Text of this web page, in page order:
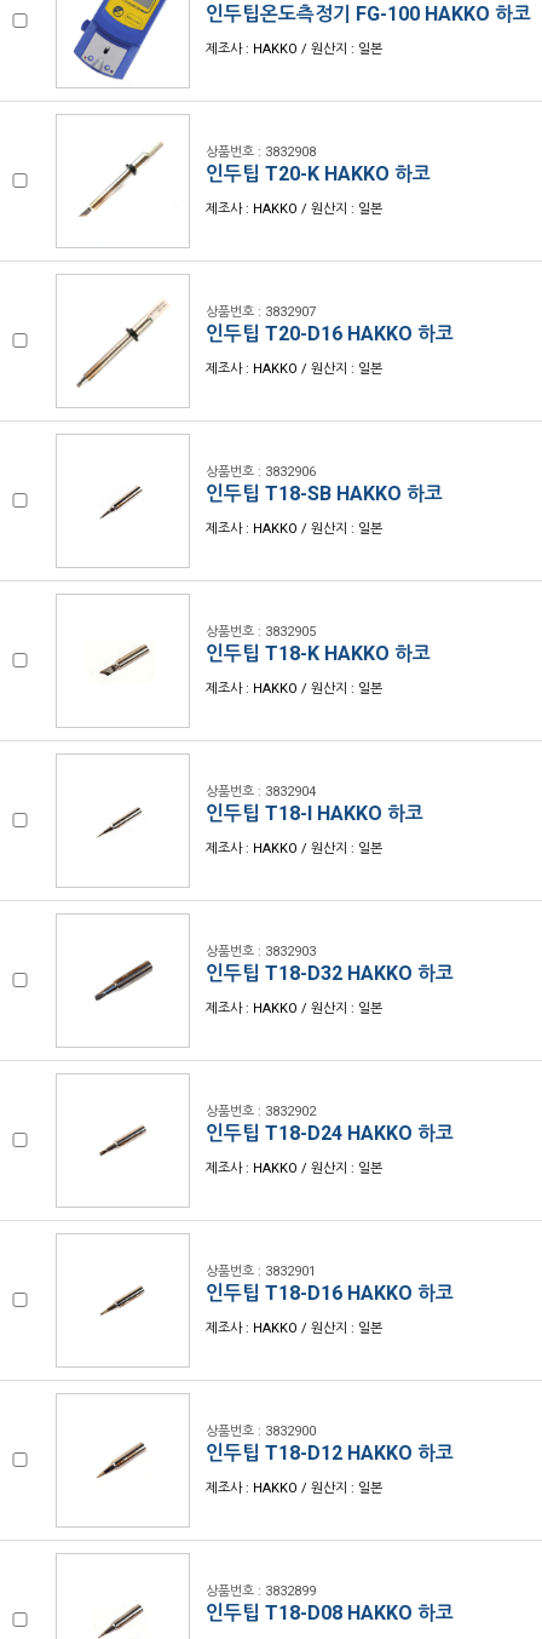
인두팁온도측정기 FG-100 HAKKO 하코
제조사 : HAKKO / 원산지 : 일본
상품번호 : 3832908
인두팁 T20-K HAKKO 하코
제조사 : HAKKO / 원산지 : 일본
상품번호 : 3832907
인두팁 T20-D16 HAKKO 하코
제조사 : HAKKO / 원산지 : 일본
상품번호 : 3832906
인두팁 T18-SB HAKKO 하코
제조사 : HAKKO / 원산지 : 일본
상품번호 : 3832905
인두팁 T18-K HAKKO 하코
제조사 : HAKKO / 원산지 : 일본
상품번호 : 3832904
인두팁 T18-I HAKKO 하코
제조사 : HAKKO / 원산지 : 일본
상품번호 : 3832903
인두팁 T18-D32 HAKKO 하코
제조사 : HAKKO / 원산지 : 일본
상품번호 : 3832902
인두팁 T18-D24 HAKKO 하코
제조사 : HAKKO / 원산지 : 일본
상품번호 : 3832901
인두팁 T18-D16 HAKKO 하코
제조사 : HAKKO / 원산지 : 일본
상품번호 : 3832900
인두팁 T18-D12 HAKKO 하코
제조사 : HAKKO / 원산지 : 일본
상품번호 : 3832899
인두팁 T18-D08 HAKKO 하코